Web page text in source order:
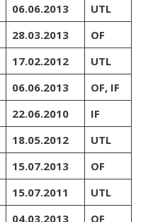
06.06.2013
UTL
28.03.2013
OF
17.02.2012
UTL
06.06.2013
OF, IF
22.06.2010
IF
18.05.2012
UTL
15.07.2013
OF
15.07.2011
UTL
04.03.2013 OF